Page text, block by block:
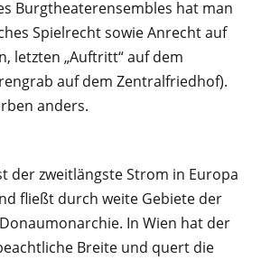
Burgtheaterensembles hat man
Spielrecht sowie Anrecht auf
letzten „Auftritt“ auf dem
auf dem Zentralfriedhof).
anders.
der zweitlängste Strom in Europa
fließt durch weite Gebiete der
In Wien hat der
Breite und quert die